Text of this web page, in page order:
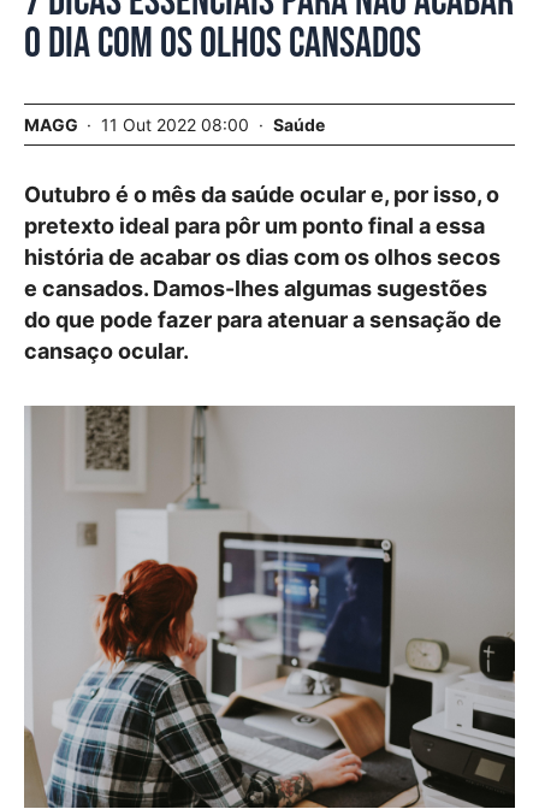
o dia com os olhos cansados
MAGG 11 Out 2022 08:00 Saúde
Outubro é o mês da saúde ocular e, por isso, o
pretexto ideal para pôr um ponto final a essa
história de acabar os dias com os olhos secos
e cansados. Damos-lhes algumas sugestões
do que pode fazer para atenuar a sensação de
cansaço ocular.